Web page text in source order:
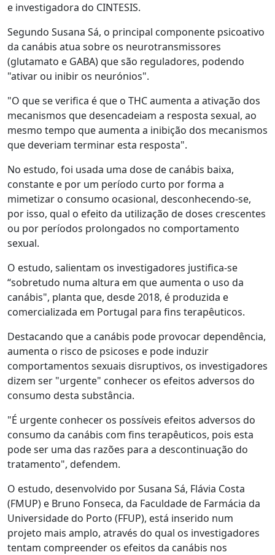
e investigadora do CINTESIS.
Segundo Susana Sá, o principal componente psicoativo
da canábis atua sobre os neurotransmissores
(glutamato e GABA) que são reguladores, podendo
"ativar ou inibir os neurónios".
"O que se verifica é que o THC aumenta a ativação dos
mecanismos que desencadeiam a resposta sexual, ao
mesmo tempo que aumenta a inibição dos mecanismos
que deveriam terminar esta resposta".
No estudo, foi usada uma dose de canábis baixa,
constante e por um período curto por forma a
mimetizar o consumo ocasional, desconhecendo-se,
por isso, qual o efeito da utilização de doses crescentes
ou por períodos prolongados no comportamento
sexual.
O estudo, salientam os investigadores justifica-se
“sobretudo numa altura em que aumenta o uso da
canábis", planta que, desde 2018, é produzida e
comercializada em Portugal para fins terapêuticos.
Destacando que a canábis pode provocar dependência,
aumenta o risco de psicoses e pode induzir
comportamentos sexuais disruptivos, os investigadores
dizem ser "urgente" conhecer os efeitos adversos do
consumo desta substância.
"É urgente conhecer os possíveis efeitos adversos do
consumo da canábis com fins terapêuticos, pois esta
pode ser uma das razões para a descontinuação do
tratamento", defendem.
O estudo, desenvolvido por Susana Sá, Flávia Costa
(FMUP) e Bruno Fonseca, da Faculdade de Farmácia da
Universidade do Porto (FFUP), está inserido num
projeto mais amplo, através do qual os investigadores
tentam compreender os efeitos da canábis nos